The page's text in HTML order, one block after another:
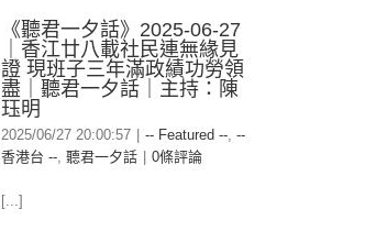
《聽君一夕話》2025-06-27
｜香江廿八載社民連無緣見
證 現班子三年滿政績功勞領
盡｜聽君一夕話｜主持：陳
珏明
2025/06/27 20:00:57 -- Featured --, --
香港台 --, 聽君一夕話 0條評論
[...]